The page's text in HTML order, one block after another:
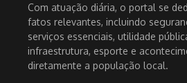
Com atuação diária, o portal se
fatos relevantes, incluindo
serviços essenciais, utilidade
infraestrutura, esporte e
diretamente a população local.